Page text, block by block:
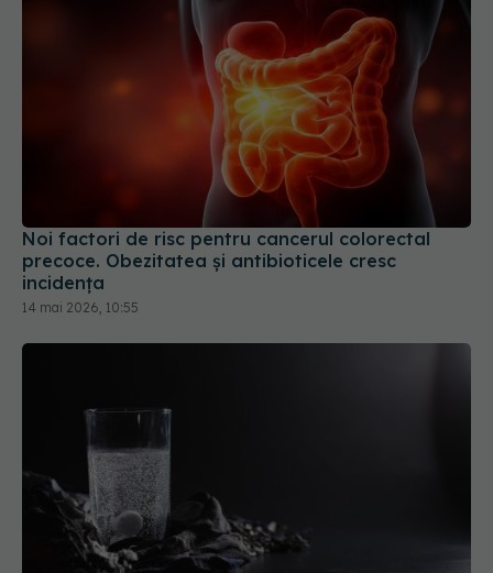
Noi factori de risc pentru cancerul colorectal
precoce. Obezitatea și antibioticele cresc
incidența
14 mai 2026, 10:55